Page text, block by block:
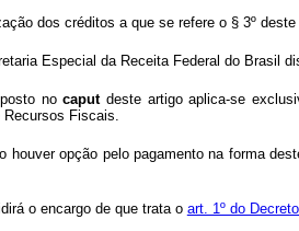
dos créditos a que se refere o § 3º
Especial da Receita Federal do Brasil
nocaputdeste artigo aplica-se
Fiscais.
houver opção pelo pagamento na forma
o encargo de que trata o art. 1º do